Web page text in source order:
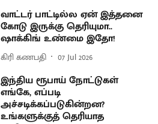
வாட்டர் பாட்டில்ல ஏன் இத்தனை
கோடு இருக்கு தெரியுமா..
ஷாக்கிங் உண்மை இதோ!
கிரி கணபதி 07 Jul 2026
இந்திய ரூபாய் நோட்டுகள்
எங்கே, எப்படி
அச்சடிக்கப்படுகின்றன?
உங்களுக்குத் தெரியாத